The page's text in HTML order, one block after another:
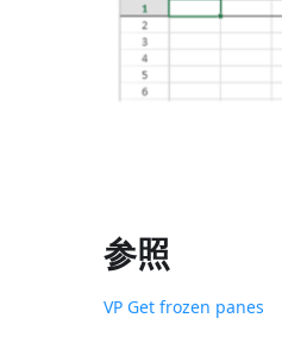
参照
VP Get frozen panes